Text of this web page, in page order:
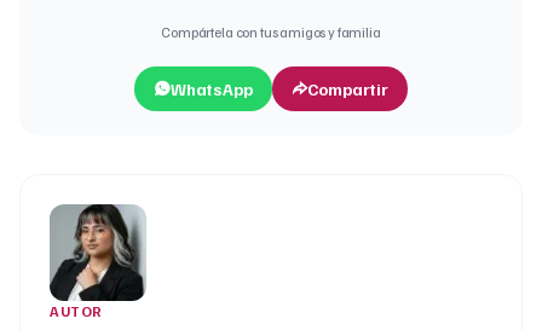
Compártela con tus amigos y familia
WhatsApp Compartir
AUTOR